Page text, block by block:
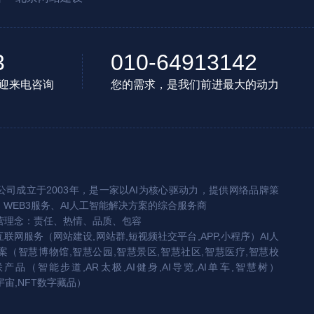
来电咨询
010-64913142
您的需求，是我们前进最大的动力
司成立于2003年，是一家以AI为核心驱动力，提供网络品牌策
服务、AI人工智能解决方案的综合服务商
理念：责任、热情、品质、包容
网服务（网站建设,网站群,短视频社交平台,APP,小程序）AI人
（智慧博物馆,智慧公园,智慧景区,智慧社区,智慧医疗,智慧校
品（智能步道,AR太极,AI健身,AI导览,AI单车,智慧树）
,NFT数字藏品）